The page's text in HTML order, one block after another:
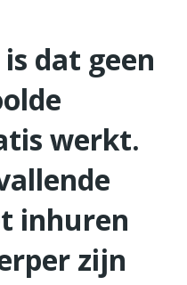
dat geen
werkt.
inhuren
zijn